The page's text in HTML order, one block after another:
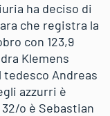
ha deciso di
che registra la
con 123,9
Klemens
tedesco Andreas
azzurri è
o è Sebastian